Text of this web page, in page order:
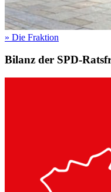
» Die Fraktion
Bilanz der SPD-